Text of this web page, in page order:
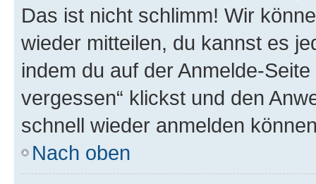
Das ist nicht schlimm! Wir
wieder mitteilen, du kannst es
indem du auf der Anmelde-
vergessen“ klickst und den
schnell wieder anmelden
Nach oben